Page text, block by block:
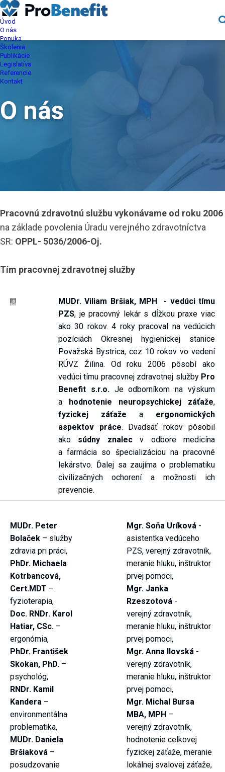
Úvod
O nás
Ponuka
Školenia
Publikácie
Legislatíva
Referencie
Kontakt
O nás
Pracovnú zdravotnú službu vykonávame od roku 2006
na základe povolenia Úradu verejného zdravotníctva
SR: OPPL- 5036/2006-Oj.
Tím pracovnej zdravotnej služby
MUDr. Viliam Bršiak, MPH - vedúci tímu
PZS, je pracovný lekár s dĺžkou praxe viac
ako 30 rokov. 4 roky pracoval na vedúcich
pozíciách Okresnej hygienickej stanice
Považská Bystrica, cez 10 rokov vo vedení
RÚVZ Žilina. Od roku 2006 pôsobí ako
vedúci tímu pracovnej zdravotnej služby Pro
Benefit s.r.o. Je odborníkom na výskum
a hodnotenie neuropsychickej záťaže,
fyzickej záťaže a ergonomických
aspektov práce. Dvadsať rokov pôsobil
ako súdny znalecv odbore medicína
a farmácia so špecializáciou na pracovné
lekárstvo. Ďalej sa zaujíma o problematiku
civilizačných ochorení a možnosti ich
prevencie.
MUDr. Peter
Bolaček – služby
zdravia pri práci,
PhDr. Michaela
Kotrbancová,
Cert.MDT –
fyzioterapia,
Doc. RNDr. Karol
Hatiar, CSc. –
ergonómia,
PhDr. František
Skokan, PhD. –
psychológ,
RNDr. Kamil
Kandera –
environmentálna
problematika,
MUDr. Daniela
Bršiaková –
posudzovanie
Mgr. Soňa Uríková -
asistentka vedúceho
PZS, verejný zdravotník,
meranie hluku, inštruktor
prvej pomoci,
Mgr. Janka
Rzeszotová -
verejný zdravotník,
meranie hluku, inštruktor
prvej pomoci,
Mgr. Anna Ilovská -
verejný zdravotník,
meranie hluku, inštruktor
prvej pomoci,
Mgr. Michal Bursa
MBA, MPH​ –
verejný zdravotník,
hodnotenie celkovej
fyzickej záťaže, meranie
lokálnej svalovej záťaže,